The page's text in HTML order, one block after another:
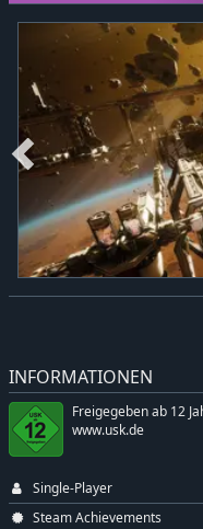
INFORMATIONEN
Freigegeben ab 12
www.usk.de
Single-Player
Steam Achievements